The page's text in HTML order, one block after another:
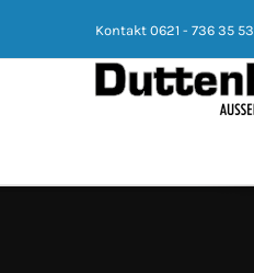
Kontakt 0621 - 736 35 53